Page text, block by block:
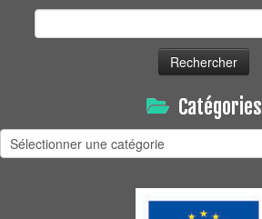
Catégories
Catégories